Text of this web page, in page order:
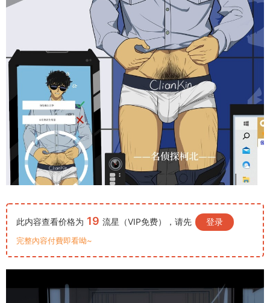
此内容查看价格为 19 流星（VIP免费），请先 登录
完整內容付費即看呦~